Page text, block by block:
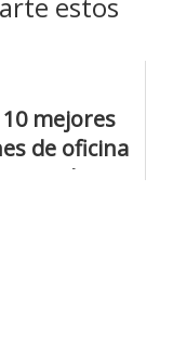
10 mejores
de oficina
puedes